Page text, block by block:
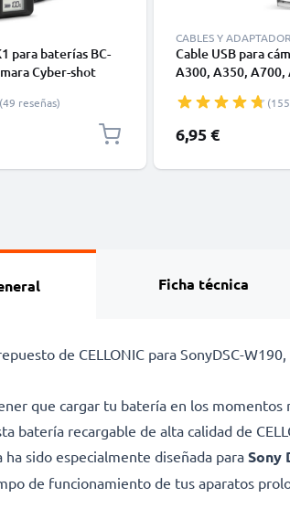
para baterías BC-
Cyber-shot
W370 MHS-CM5
de CELLONIC
(49 reseñas)
CABLES Y
Cable USB para
A300, A350, A700,
2.0, cable de datos
negro de 1,5 m de
6,95 €
Ficha técnica
de CELLONIC para SonyDSC-
que cargar tu batería en los momentos
batería recargable de alta calidad de
ha sido especialmente diseñada para Sony
de funcionamiento de tus aparatos